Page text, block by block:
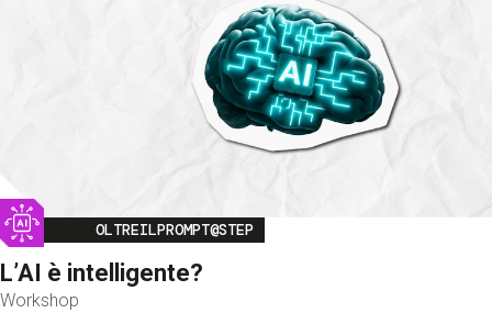
Image
OLTREILPROMPT@STEP
L’AI è intelligente?
Workshop